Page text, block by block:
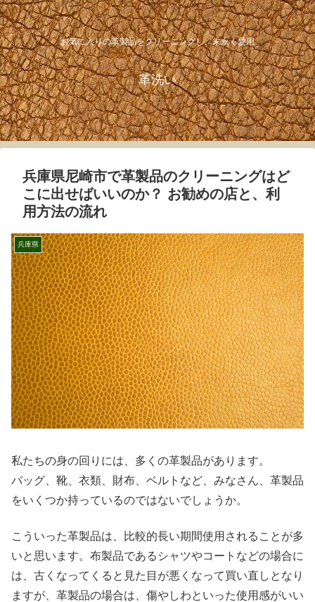
お気に入りの革製品をクリーニングし、末永く愛用
革洗い
兵庫県尼崎市で革製品のクリーニングはど
こに出せばいいのか？ お勧めの店と、利
用方法の流れ
兵庫県
私たちの身の回りには、多くの革製品があります。
バッグ、靴、衣類、財布、ベルトなど、みなさん、革製品
をいくつか持っているのではないでしょうか。
こういった革製品は、比較的長い期間使用されることが多
いと思います。布製品であるシャツやコートなどの場合に
は、古くなってくると見た目が悪くなって買い直しとなり
ますが、革製品の場合は、傷やしわといった使用感がいい